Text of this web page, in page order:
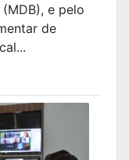
e pelo
de